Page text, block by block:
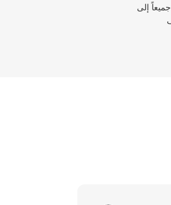
جميعاً إلى AIFF معاً. لا داعي لتكرار